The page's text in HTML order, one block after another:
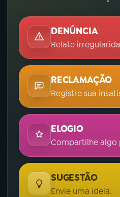
DENÚNCIA
Relate
RECLAMAÇÃO
Registre sua
ELOGIO
Compartilhe algo
SUGESTÃO
Envie uma ideia.